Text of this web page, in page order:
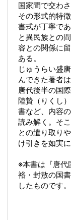
国家間で交わ
その形式的特
書式が丁寧で
と異民族との
容との関係に
ある。
じゅうらい盛
んできた著者
唐代後半の国
陸贄（りくし
書など、内容
読み解く。そ
との遣り取り
け引きを如実
※本書は『唐
裕・封敖の国
したものです。